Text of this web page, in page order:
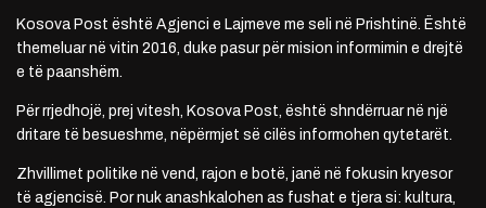
Kosova Post është Agjenci e Lajmeve me seli në Prishtinë. Është
themeluar në vitin 2016, duke pasur për mision informimin e drejtë
e të paanshëm.
Për rrjedhojë, prej vitesh, Kosova Post, është shndërruar në një
dritare të besueshme, nëpërmjet së cilës informohen qytetarët.
Zhvillimet politike në vend, rajon e botë, janë në fokusin kryesor
të agjencisë. Por nuk anashkalohen as fushat e tjera si: kultura,